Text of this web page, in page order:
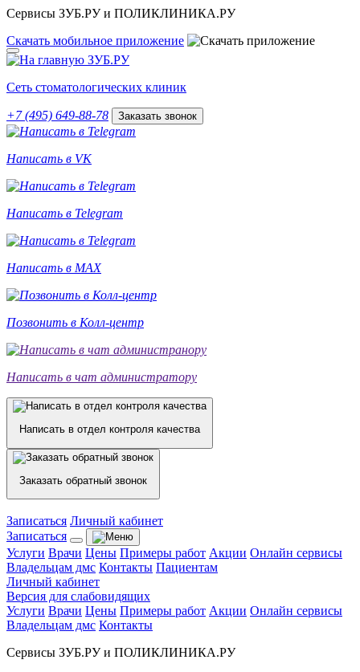
Сервисы ЗУБ.РУ и ПОЛИКЛИНИКА.РУ
Скачать мобильное приложение
Сеть стоматологических клиник
+7 (495) 649-88-78 Заказать звонок
Написать в VK
Написать в Telegram
Написать в MAX
Позвонить в Колл-центр
Написать в чат администратору
Написать в отдел контроля качества
Заказать обратный звонок
Записаться Личный кабинет
Записаться
Услуги Врачи Цены Примеры работ Акции Онлайн сервисы
Владельцам дмс Контакты Пациентам
Личный кабинет
Версия для слабовидящих
Услуги Врачи Цены Примеры работ Акции Онлайн сервисы
Владельцам дмс Контакты
Сервисы ЗУБ.РУ и ПОЛИКЛИНИКА.РУ